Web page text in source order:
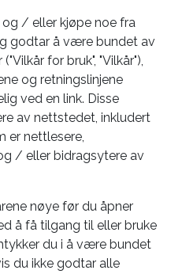
/ eller kjøpe noe fra
godtar å være bundet av
for bruk", "Vilkår"),
og retningslinjene
ved en link. Disse
av nettstedet, inkludert
er nettlesere,
/ eller bidragsytere av
nøye før du åpner
å få tilgang til eller bruke
du i å være bundet
du ikke godtar alle